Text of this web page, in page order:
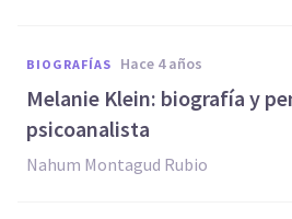
BIOGRAFÍAS hace 4 años
Melanie Klein: biografía y
psicoanalista
Nahum Montagud Rubio